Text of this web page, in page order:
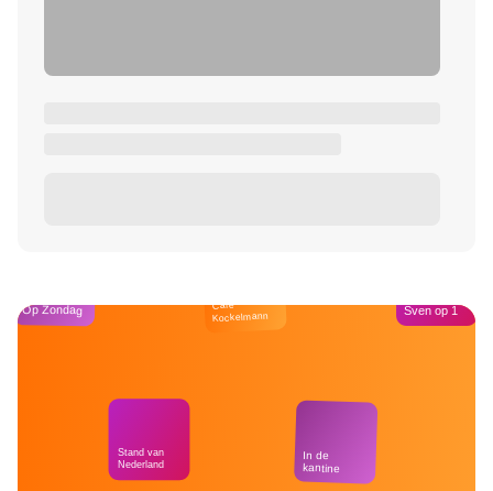
Op Zondag
Stand van
Nederland
Café
Kockelmann
In de
kantine
Sven op 1